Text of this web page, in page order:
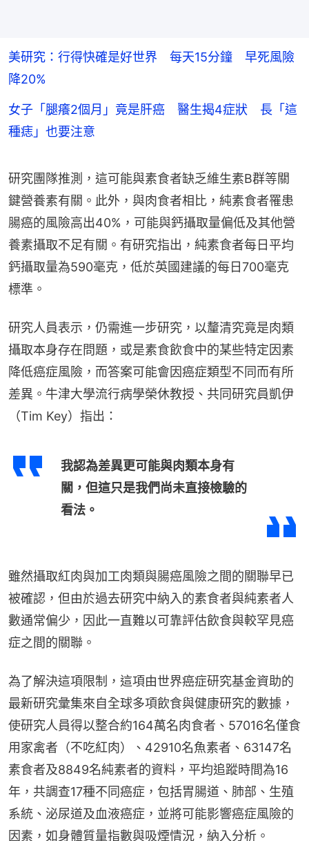
美研究：行得快確是好世界 每天15分鐘 早死風險
降20%
女子「腿癢2個月」竟是肝癌 醫生揭4症狀 長「這
種痣」也要注意
研究團隊推測，這可能與素食者缺乏維生素B群等關
鍵營養素有關。此外，與肉食者相比，純素食者罹患
腸癌的風險高出40%，可能與鈣攝取量偏低及其他營
養素攝取不足有關。有研究指出，純素食者每日平均
鈣攝取量為590毫克，低於英國建議的每日700毫克
標準。
研究人員表示，仍需進一步研究，以釐清究竟是肉類
攝取本身存在問題，或是素食飲食中的某些特定因素
降低癌症風險，而答案可能會因癌症類型不同而有所
差異。牛津大學流行病學榮休教授、共同研究員凱伊
（Tim Key）指出：
我認為差異更可能與肉類本身有
關，但這只是我們尚未直接檢驗的
看法。
雖然攝取紅肉與加工肉類與腸癌風險之間的關聯早已
被確認，但由於過去研究中納入的素食者與純素者人
數通常偏少，因此一直難以可靠評估飲食與較罕見癌
症之間的關聯。
為了解決這項限制，這項由世界癌症研究基金資助的
最新研究彙集來自全球多項飲食與健康研究的數據，
使研究人員得以整合約164萬名肉食者、57016名僅食
用家禽者（不吃紅肉）、42910名魚素者、63147名
素食者及8849名純素者的資料，平均追蹤時間為16
年，共調查17種不同癌症，包括胃腸道、肺部、生殖
系統、泌尿道及血液癌症，並將可能影響癌症風險的
因素，如身體質量指數與吸煙情況，納入分析。